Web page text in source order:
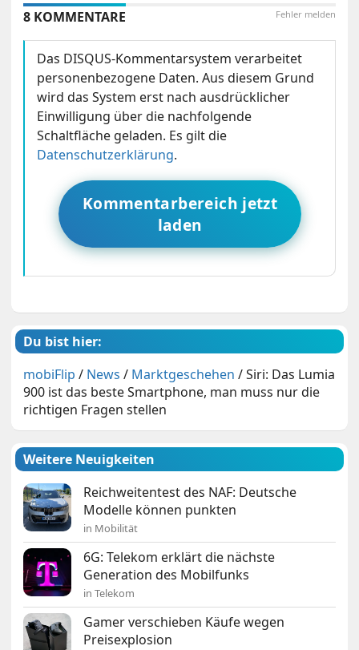
Fehler melden
8 KOMMENTARE
Das DISQUS-Kommentarsystem verarbeitet
personenbezogene Daten. Aus diesem Grund
wird das System erst nach ausdrücklicher
Einwilligung über die nachfolgende
Schaltfläche geladen. Es gilt die
Datenschutzerklärung.
Kommentarbereich jetzt
laden
Du bist hier:
mobiFlip / News / Marktgeschehen /Siri: Das Lumia
900 ist das beste Smartphone, man muss nur die
richtigen Fragen stellen
Weitere Neuigkeiten
Reichweitentest des NAF: Deutsche
Modelle können punkten
in Mobilität
6G: Telekom erklärt die nächste
Generation des Mobilfunks
in Telekom
Gamer verschieben Käufe wegen
Preisexplosion